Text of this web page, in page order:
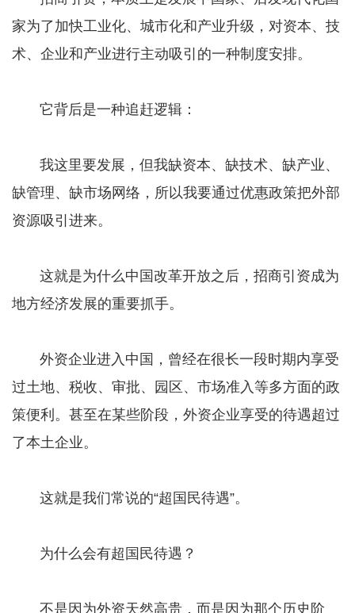
家为了加快工业化、城市化和产业升级，对资本、技
术、企业和产业进行主动吸引的一种制度安排。
它背后是一种追赶逻辑：
我这里要发展，但我缺资本、缺技术、缺产业、
缺管理、缺市场网络，所以我要通过优惠政策把外部
资源吸引进来。
这就是为什么中国改革开放之后，招商引资成为
地方经济发展的重要抓手。
外资企业进入中国，曾经在很长一段时期内享受
过土地、税收、审批、园区、市场准入等多方面的政
策便利。甚至在某些阶段，外资企业享受的待遇超过
了本土企业。
这就是我们常说的“超国民待遇”。
为什么会有超国民待遇？
不是因为外资天然高贵，而是因为那个历史阶